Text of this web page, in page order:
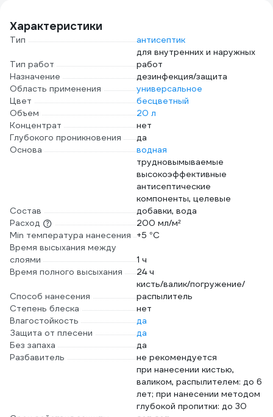
19b640
Характеристики
Тип антисептик
Тип работ
для внутренних и наружных
работ
Назначение
дезинфекция/защита
Область применения
универсальное
Цвет
бесцветный
Объем
20 л
Концентрат
нет
Глубокого проникновения
да
Основа
водная
Состав
трудновымываемые
высокоэффективные
антисептические
компоненты, целевые
добавки, вода
Расход
200 мл/м²
Min температура нанесения
+5 °С
Время высыхания между
слоями
1 ч
Время полного высыхания
24 ч
Способ нанесения
кисть/валик/погружение/
распылитель
Степень блеска
нет
Влагостойкость
да
Защита от плесени
да
Без запаха
да
Разбавитель
не рекомендуется
при нанесении кистью,
валиком, распылителем: до 6
лет; при нанесении методом
глубокой пропитки: до 30